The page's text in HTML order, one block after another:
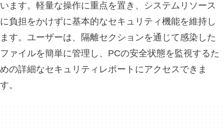
います。軽量な操作に重点を置き、システムリソース
に負担をかけずに基本的なセキュリティ機能を維持し
ます。ユーザーは、隔離セクションを通じて感染した
ファイルを簡単に管理し、PCの安全状態を監視するた
めの詳細なセキュリティレポートにアクセスできま
す。